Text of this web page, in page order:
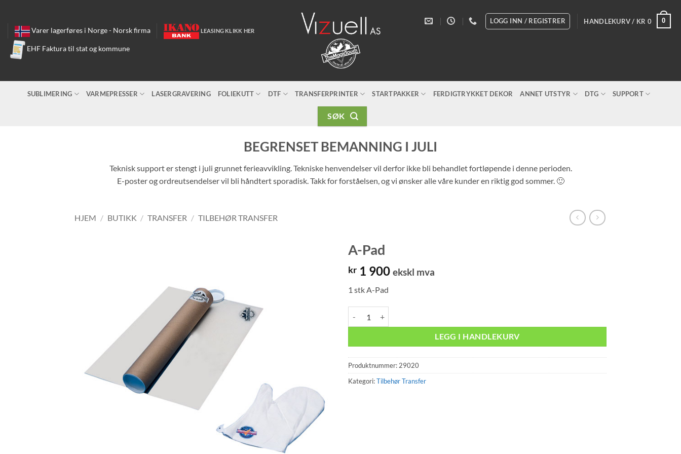
content Varer lagerføres i Norge - Norsk firma LEASING KLIKK HER
EHF Faktura til stat og kommune
LOGG INN / REGISTRER HANDLEKURV / KR 0 0
SUBLIMERING VARMEPRESSER LASERGRAVERING FOLIEKUTT DTF TRANSFERPRINTER STARTPAKKER FERDIGTRYKKET DEKOR ANNET UTSTYR DTG SUPPORT
SØK
BEGRENSET BEMANNING I JULI
Teknisk support er stengt i juli grunnet ferieavvikling. Tekniske henvendelser vil derfor ikke bli behandlet fortløpende i denne perioden.
E-poster og ordreutsendelser vil bli håndtert sporadisk. Takk for forståelsen, og vi ønsker alle våre kunder en riktig god sommer. 🙂
HJEM / BUTIKK / TRANSFER / TILBEHØR TRANSFER
A-Pad
kr 1 900 ekskl mva
1 stk A-Pad
LEGG I HANDLEKURV
Produktnummer: 29020
Kategori:Tilbehør Transfer